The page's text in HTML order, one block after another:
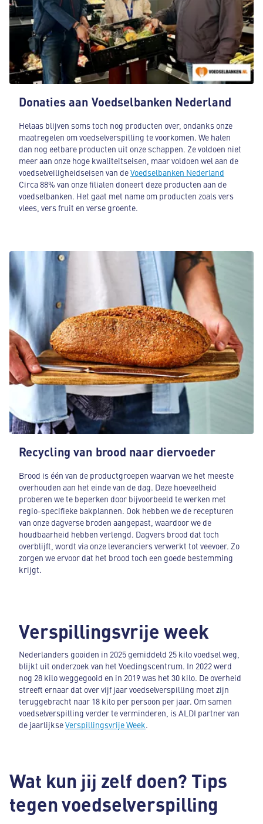
Donaties aan Voedselbanken Nederland
Helaas blijven soms toch nog producten over, ondanks onze
maatregelen om voedselverspilling te voorkomen. We halen
dan nog eetbare producten uit onze schappen. Ze voldoen niet
meer aan onze hoge kwaliteitseisen, maar voldoen wel aan de
voedselveiligheidseisen van deVoedselbanken Nederland
Circa 88% van onze filialen doneert deze producten aan de
voedselbanken. Het gaat met name om producten zoals vers
vlees, vers fruit en verse groente.
Recycling van brood naar diervoeder
Brood is één van de productgroepen waarvan we het meeste
overhouden aan het einde van de dag. Deze hoeveelheid
proberen we te beperken door bijvoorbeeld te werken met
regio-specifieke bakplannen. Ook hebben we de recepturen
van onze dagverse broden aangepast, waardoor we de
houdbaarheid hebben verlengd. Dagvers brood dat toch
overblijft, wordt via onze leveranciers verwerkt tot veevoer. Zo
zorgen we ervoor dat het brood toch een goede bestemming
krijgt.
Verspillingsvrije week
Nederlanders gooiden in 2025 gemiddeld 25 kilo voedsel weg,
blijkt uit onderzoek van het Voedingscentrum. In 2022 werd
nog 28 kilo weggegooid en in 2019 was het 30 kilo. De overheid
streeft ernaar dat over vijf jaar voedselverspilling moet zijn
teruggebracht naar 18 kilo per persoon per jaar. Om samen
voedselverspilling verder te verminderen, is ALDI partner van
de jaarlijkseVerspillingsvrije Week.
Wat kun jij zelf doen? Tips
tegen voedselverspilling